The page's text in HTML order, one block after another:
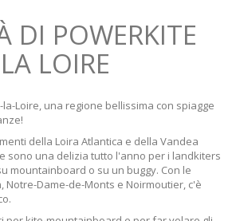
DI POWERKITE
LOIRE
Loire, una regione bellissima con spiagge
della Loira Atlantica e della Vandea
sono una delizia tutto l'anno per i landkiters
mountainboard o su un buggy. Con le
Notre-Dame-de-Monts e Noirmoutier, c'è